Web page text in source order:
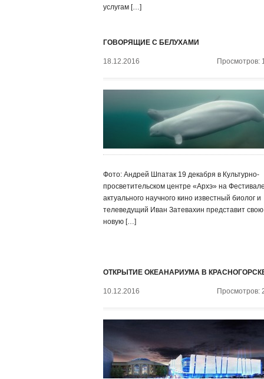
услугам […]
ГОВОРЯЩИЕ С БЕЛУХАМИ
18.12.2016 Просмотров:
Фото: Андрей Шпатак 19 декабря в Культурно-
просветительском центре «Архэ» на
актуального научного кино известный биолог и
телеведущий Иван Затевахин представит свою
новую […]
ОТКРЫТИЕ ОКЕАНАРИУМА В
10.12.2016 Просмотров: